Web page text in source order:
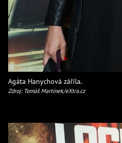
Agáta Hanychová zářila.
Zdroj: Tomáš Martínek/eXtra.cz